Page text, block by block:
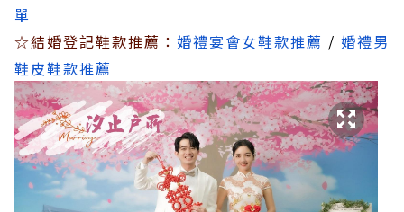
單
☆結婚登記鞋款推薦： 婚禮宴會女鞋款推薦 / 婚禮男
鞋皮鞋款推薦